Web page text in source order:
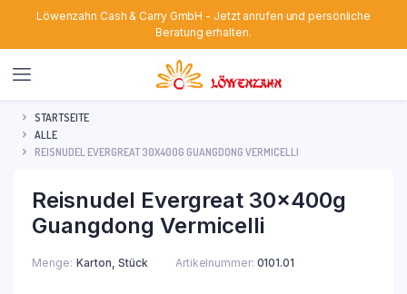
Löwenzahn Cash & Carry GmbH - Jetzt anrufen und persönliche
Beratung erhalten.
STARTSEITE
ALLE
REISNUDEL EVERGREAT 30X400G GUANGDONG VERMICELLI
Reisnudel Evergreat 30x400g
Guangdong Vermicelli
Menge Karton, Stück Artikelnummer: 0101.01